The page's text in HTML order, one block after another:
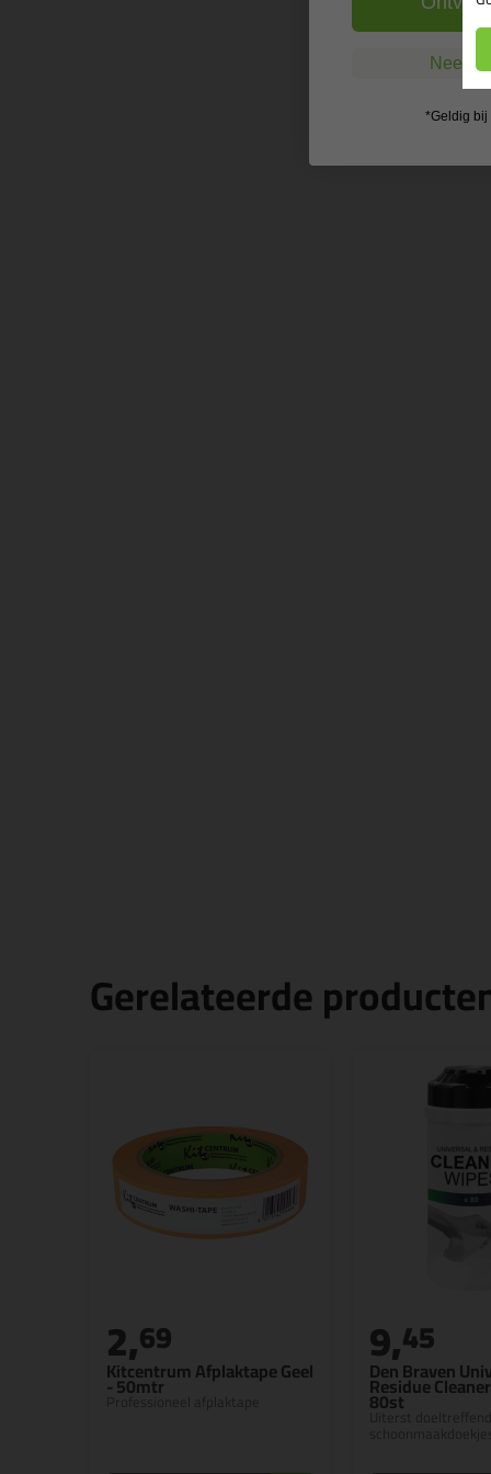
Gerelateerde
Kitcentrum Afplaktape Geel
- 50mtr
Professioneel afplaktape
2,69
Den Braven
Residue
80st
Uiterst doeltreffende
9,45
Nee, ik
*Geldig bij